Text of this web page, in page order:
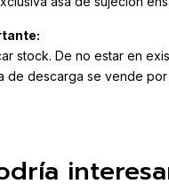
stock. De no estar en
de descarga se vende